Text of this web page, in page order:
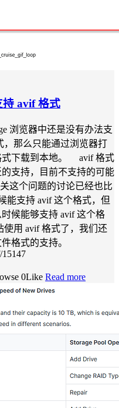
持 avif 格式
浏览器中还是没有办法支
，那么只能通过浏览器打
式下载到本地。 avif 格式
支持，目前不支持的可能
这个问题的讨论已经也比
能支持 avif 这个格式，但
候能够支持 avif 这个格
用 avif 格式了，我们还
格式的支持。
15147
0Like Read more